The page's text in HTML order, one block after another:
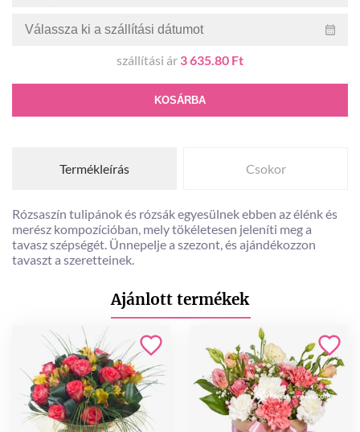
szállítási ár 3 635.80 Ft
KOSÁRBA
Termékleírás Csokor
Rózsaszín tulipánok és rózsák egyesülnek ebben az élénk és
merész kompozícióban, mely tökéletesen jeleníti meg a
tavasz szépségét. Ünnepelje a szezont, és ajándékozzon
tavaszt a szeretteinek.
Ajánlott termékek